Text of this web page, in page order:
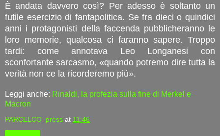
È andata davvero così? Per adesso è soltanto un
futile esercizio di fantapolitica. Se fra dieci o quindici
anni i protagonisti della faccenda pubblicheranno le
loro memorie, qualcosa ci faranno sapere. Troppo
tardi: come annotava Leo Longanesi con
sconfortante sarcasmo, «quando potremo dire tutta la
verità non ce la ricorderemo più».
Leggi anche: Rinaldi, la profezia sulla fine di Merkel e
Macron
PARCELCO_press at 11:46